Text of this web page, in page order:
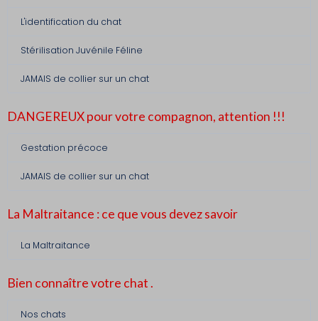
L'identification du chat
Stérilisation Juvénile Féline
JAMAIS de collier sur un chat
DANGEREUX pour votre compagnon, attention !!!
Gestation précoce
JAMAIS de collier sur un chat
La Maltraitance : ce que vous devez savoir
La Maltraitance
Bien connaître votre chat .
Nos chats